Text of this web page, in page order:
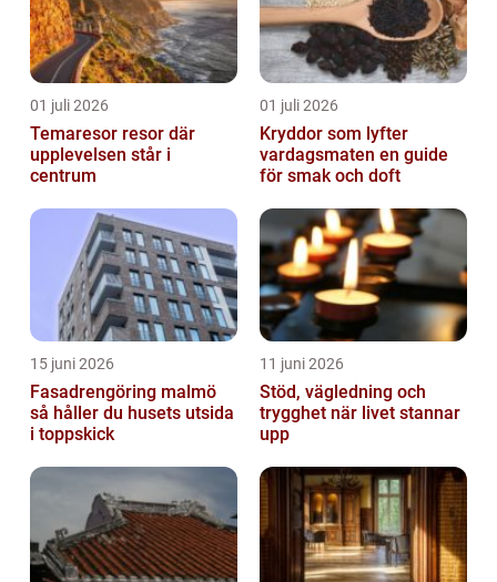
01 juli 2026
Temaresor resor där
upplevelsen står i
centrum
01 juli 2026
Kryddor som lyfter
vardagsmaten en guide
för smak och doft
15 juni 2026
Fasadrengöring malmö
så håller du husets utsida
i toppskick
11 juni 2026
Stöd, vägledning och
trygghet när livet stannar
upp